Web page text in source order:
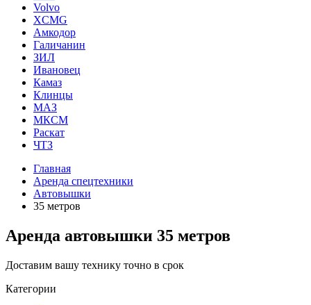
Volvo
XCMG
Амкодор
Галичанин
ЗИЛ
Ивановец
Камаз
Клинцы
МАЗ
МКСМ
Раскат
ЧТЗ
Главная
Аренда спецтехники
Автовышки
35 метров
Аренда автовышки 35 метров
Доставим вашу технику точно в срок
Категории